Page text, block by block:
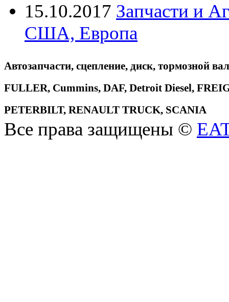
15.10.2017 Запчасти и
США, Европа
Автозапчасти, сцепление, диск, тормозной
FULLER, Cummins, DAF, Detroit Diesel,
PETERBILT, RENAULT TRUCK, SCANIA
Все права защищены ©